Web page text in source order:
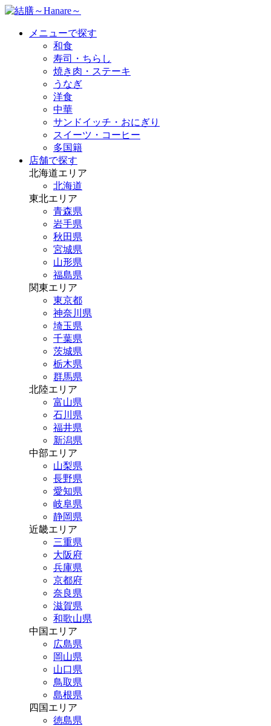
メニューで探す
和食
寿司・ちらし
焼き肉・ステーキ
うなぎ
洋食
中華
サンドイッチ・おにぎり
スイーツ・コーヒー
多国籍
店舗で探す
北海道エリア
北海道
東北エリア
青森県
岩手県
秋田県
宮城県
山形県
福島県
関東エリア
東京都
神奈川県
埼玉県
千葉県
茨城県
栃木県
群馬県
北陸エリア
富山県
石川県
福井県
新潟県
中部エリア
山梨県
長野県
愛知県
岐阜県
静岡県
近畿エリア
三重県
大阪府
兵庫県
京都府
奈良県
滋賀県
和歌山県
中国エリア
広島県
岡山県
山口県
鳥取県
島根県
四国エリア
徳島県